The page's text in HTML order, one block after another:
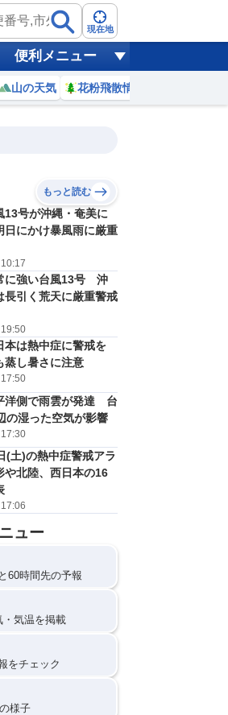
現在地
便利メニュー
山の天気 花粉飛散情報
21
(金)
D
31 ℃
30%
予報の
信頼度
B
C
D
もっと読む
13号が沖縄・奄美に
にかけ暴風雨に厳重
に強い台風13号 沖
長引く荒天に厳重警戒
本は熱中症に警戒を
蒸し暑さに注意
洋側で雨雲が発達 台
の湿った空気が影響
(土)の熱中症警戒アラ
北陸、西日本の16
ュー
60時間先の予報
・気温を掲載
をチェック
様子